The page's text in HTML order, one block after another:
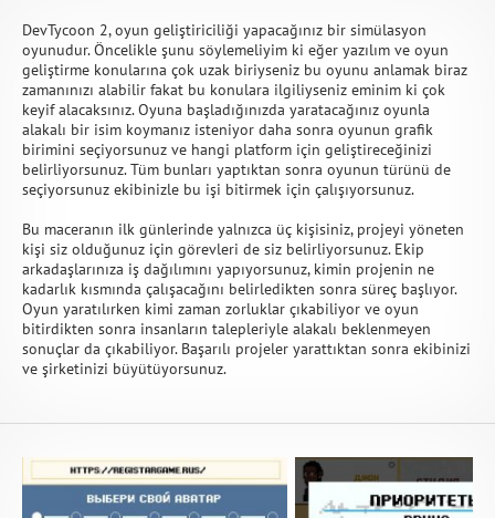
DevTycoon 2, oyun geliştiriciliği yapacağınız bir simülasyon
oyunudur. Öncelikle şunu söylemeliyim ki eğer yazılım ve oyun
geliştirme konularına çok uzak biriyseniz bu oyunu anlamak biraz
zamanınızı alabilir fakat bu konulara ilgiliyseniz eminim ki çok
keyif alacaksınız. Oyuna başladığınızda yaratacağınız oyunla
alakalı bir isim koymanız isteniyor daha sonra oyunun grafik
birimini seçiyorsunuz ve hangi platform için geliştireceğinizi
belirliyorsunuz. Tüm bunları yaptıktan sonra oyunun türünü de
seçiyorsunuz ekibinizle bu işi bitirmek için çalışıyorsunuz.
Bu maceranın ilk günlerinde yalnızca üç kişisiniz, projeyi yöneten
kişi siz olduğunuz için görevleri de siz belirliyorsunuz. Ekip
arkadaşlarınıza iş dağılımını yapıyorsunuz, kimin projenin ne
kadarlık kısmında çalışacağını belirledikten sonra süreç başlıyor.
Oyun yaratılırken kimi zaman zorluklar çıkabiliyor ve oyun
bitirdikten sonra insanların talepleriyle alakalı beklenmeyen
sonuçlar da çıkabiliyor. Başarılı projeler yarattıktan sonra ekibinizi
ve şirketinizi büyütüyorsunuz.